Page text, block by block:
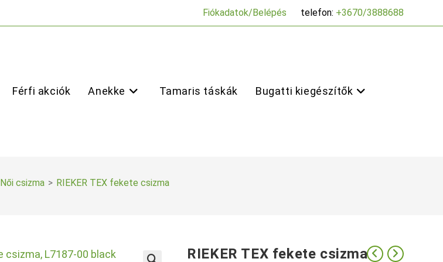
Fiókadatok/Belépés telefon: +3670/3888688
Férfi akciók Anekke Tamaris táskák Bugatti kiegészítők
Női csizma > RIEKER TEX fekete csizma
RIEKER TEX fekete csizma